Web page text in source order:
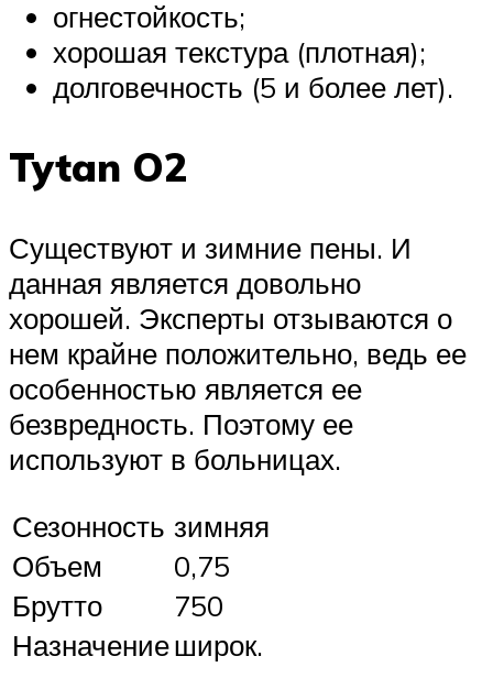
огнестойкость;
хорошая текстура (плотная);
долговечность (5 и более лет).
Tytan O2
Существуют и зимние пены. И
данная является довольно
хорошей. Эксперты отзываются о
нем крайне положительно, ведь ее
особенностью является ее
безвредность. Поэтому ее
используют в больницах.
Сезонность зимняя
Объем
0,75
Брутто
750
Назначениеширок.